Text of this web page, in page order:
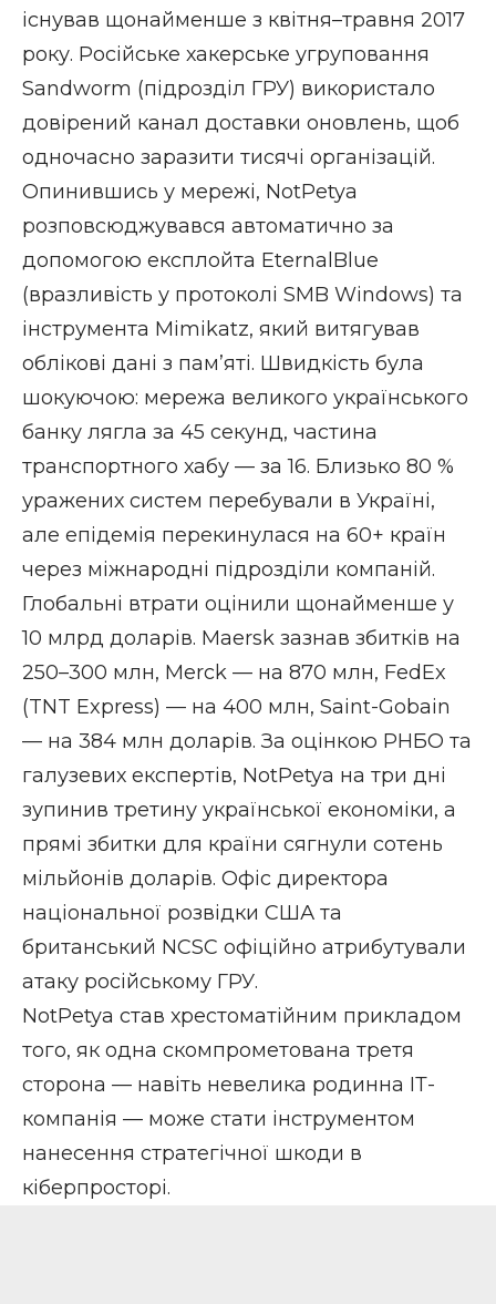
існував щонайменше з квітня–травня 2017
року. Російське хакерське угруповання
Sandworm (підрозділ ГРУ) використало
довірений канал доставки оновлень, щоб
одночасно заразити тисячі організацій.
Опинившись у мережі, NotPetya
розповсюджувався автоматично за
допомогою експлойта EternalBlue
(вразливість у протоколі SMB Windows) та
інструмента Mimikatz, який витягував
облікові дані з пам’яті. Швидкість була
шокуючою: мережа великого українського
банку лягла за 45 секунд, частина
транспортного хабу — за 16. Близько 80 %
уражених систем перебували в Україні,
але епідемія перекинулася на 60+ країн
через міжнародні підрозділи компаній.
Глобальні втрати оцінили щонайменше у
10 млрд доларів. Maersk зазнав збитків на
250–300 млн, Merck — на 870 млн, FedEx
(TNT Express) — на 400 млн, Saint-Gobain
— на 384 млн доларів. За оцінкою РНБО та
галузевих експертів, NotPetya на три дні
зупинив третину української економіки, а
прямі збитки для країни сягнули сотень
мільйонів доларів. Офіс директора
національної розвідки США та
британський NCSC офіційно атрибутували
атаку російському ГРУ.
NotPetya став хрестоматійним прикладом
того, як одна скомпрометована третя
сторона — навіть невелика родинна ІТ-
компанія — може стати інструментом
нанесення стратегічної шкоди в
кіберпросторі.